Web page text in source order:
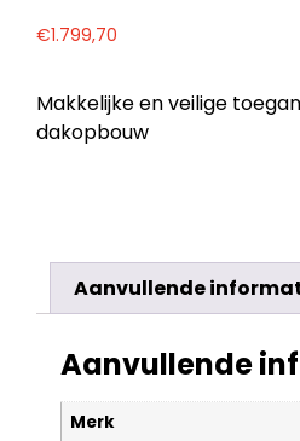
€1.799,70
Makkelijke en veilige
dakopbouw
Aanvullende
Aanvullende
Merk